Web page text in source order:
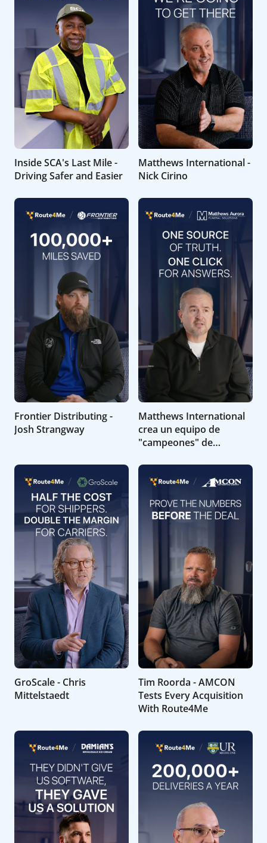
Inside SCA's Last Mile -
Driving Safer and Easier
Matthews International -
Nick Cirino
Frontier Distributing -
Josh Strangway
Matthews International
crea un equipo de
"campeones" de
GroScale - Chris
Mittelstaedt
Tim Roorda - AMCON
Tests Every Acquisition
With Route4Me